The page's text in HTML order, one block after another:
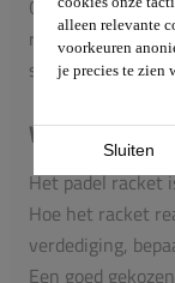
Of je nu net
racket is
spel.
Waarom een
Het padel racket
Hoe het racket
verdediging,
Een goed